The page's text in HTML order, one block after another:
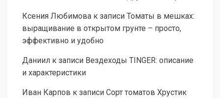
Ксения Любимова к записи Томаты в мешках:
выращивание в открытом грунте – просто,
эффективно и удобно
Даниил к записи Вездеходы TINGER: описание
и характеристики
Иван Карпов к записи Сорт томатов Хрустик